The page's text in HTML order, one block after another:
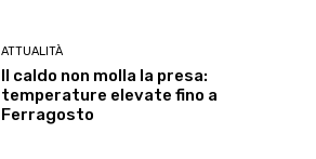
ATTUALITÀ
Il caldo non molla la presa:
temperature elevate fino a
Ferragosto